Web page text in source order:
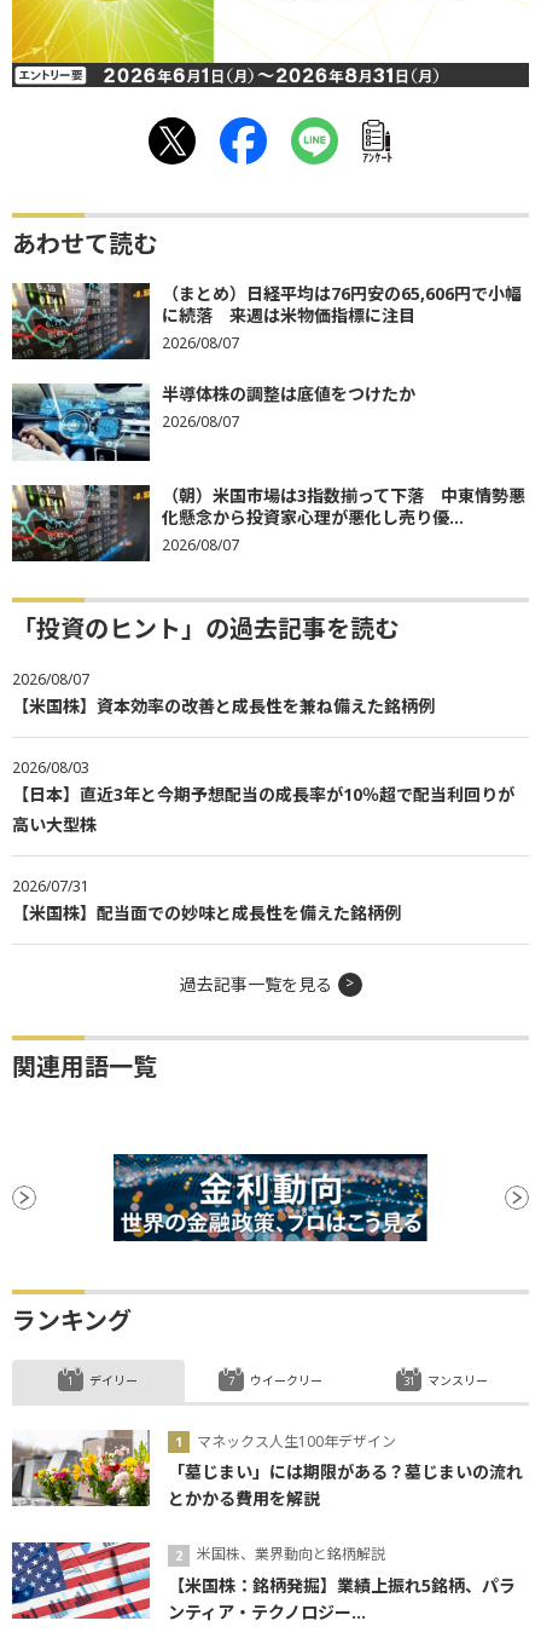
ｱﾝｹｰﾄ
あわせて読む
（まとめ）日経平均は76円安の65,606円で小幅
に続落 来週は米物価指標に注目
2026/08/07
半導体株の調整は底値をつけたか
2026/08/07
（朝）米国市場は3指数揃って下落 中東情勢悪
化懸念から投資家心理が悪化し売り優...
2026/08/07
「投資のヒント」の過去記事を読む
2026/08/07
【米国株】資本効率の改善と成長性を兼ね備えた銘柄例
2026/08/03
【日本】直近3年と今期予想配当の成長率が10％超で配当利回りが
高い大型株
2026/07/31
【米国株】配当面での妙味と成長性を備えた銘柄例
過去記事一覧を見る
関連用語一覧
ランキング
デイリー
マネックス人生100年デザイン
「墓じまい」には期限がある？墓じまいの流れ
とかかる費用を解説
米国株、業界動向と銘柄解説
【米国株：銘柄発掘】業績上振れ5銘柄、パラ
ンティア・テクノロジー...
ウイークリー マンスリー